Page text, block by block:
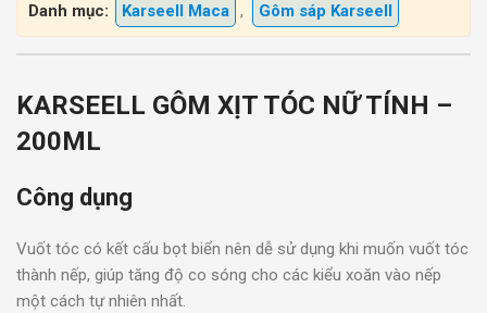
Danh mục: Karseell Maca , Gôm sáp Karseell
KARSEELL GÔM XỊT TÓC NỮ TÍNH –
200ML
Công dụng
Vuốt tóc có kết cấu bọt biển nên dễ sử dụng khi muốn vuốt tóc
thành nếp, giúp tăng độ co sóng cho các kiểu xoăn vào nếp
một cách tự nhiên nhất.